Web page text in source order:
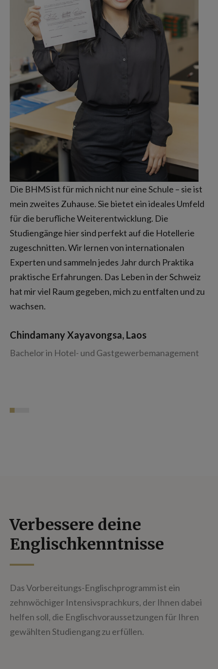
Die BHMS ist für mich nicht nur eine Schule – sie ist
mein zweites Zuhause. Sie bietet ein ideales Umfeld
für die berufliche Weiterentwicklung. Die
Studiengänge hier sind perfekt auf die Hotellerie
zugeschnitten. Wir lernen von internationalen
Experten und sammeln jedes Jahr durch Praktika
praktische Erfahrungen. Das Leben in der Schweiz
hat mir viel Raum gegeben, mich zu entfalten und zu
wachsen.
Chindamany Xayavongsa, Laos
Bachelor in Hotel- und Gastgewerbemanagement
Verbessere deine
Englischkenntnisse
Das Vorbereitungs-Englischprogramm ist ein
zehnwöchiger Intensivsprachkurs, der Ihnen dabei
helfen soll, die Englischvoraussetzungen für Ihren
gewählten Studiengang zu erfüllen.